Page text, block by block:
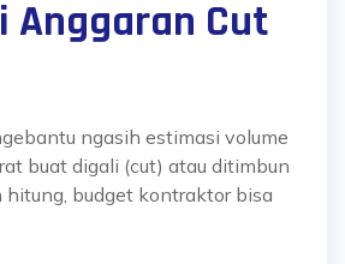
Anggaran Cut
ngasih estimasi volume
buat digali (cut) atau ditimbun
hitung, budget kontraktor bisa